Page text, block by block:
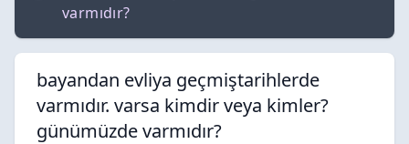
varmıdır?
bayandan evliya geçmiştarihlerde
varmıdır. varsa kimdir veya kimler?
günümüzde varmıdır?